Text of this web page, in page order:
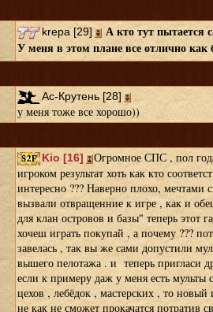
krepa [29]
А кто тут пытается
У меня в этом плане все отлично как
Ас-Крутень [28]
у меня тоже все хорошо))
Kio [16]
Огромное СПС , пол
игроком результат хоть как кто
интересно ??? Наверно плохо,
вызвали отвращенние к игре , как и
для клан островов и базы" теперь этот
хочеш играть покупай , а почему ???
завелась , так вы же сами допустили
вышего пелотажа . и теперь пригласи
если к примеру даж у меня есть мульты
цехов , лебёдок , мастерских , то
не как не сможет прокачатся потратив